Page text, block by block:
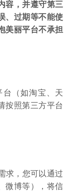
容，并遵守第三
、过期等不能使
美丽平台不承担
（如淘宝、天
按照第三方平台
求，您可以通过
微博等），将信